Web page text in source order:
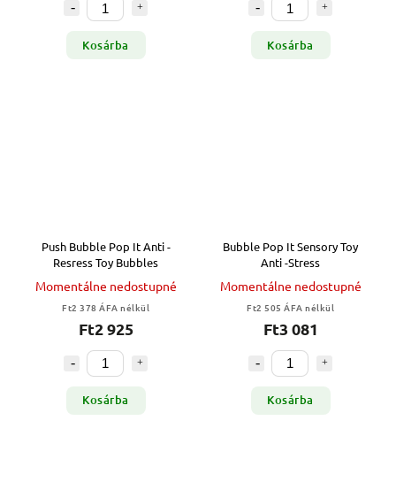
Kosárba Kosárba
Push Bubble Pop It Anti -
Resress Toy Bubbles
Momentálne nedostupné
Ft2 378 ÁFA nélkül
Ft2 925
Kosárba
Bubble Pop It Sensory Toy
Anti -Stress
Momentálne nedostupné
Ft2 505 ÁFA nélkül
Ft3 081
Kosárba